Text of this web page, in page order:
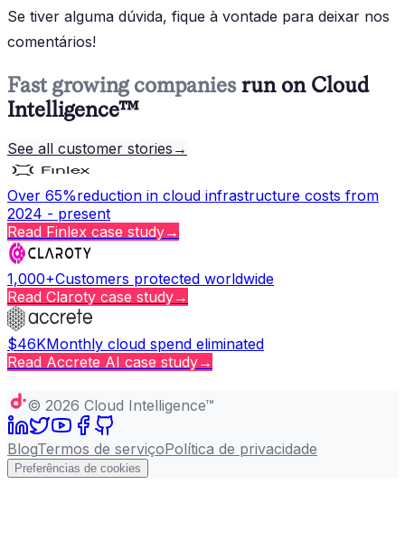
Se tiver alguma dúvida, fique à vontade para deixar nos
comentários!
Fast growing companies run on Cloud
Intelligence™
See all customer stories →
Over 65%reduction in cloud infrastructure costs from
2024 - present
Read Finlex case study→
1,000+Customers protected worldwide
Read Claroty case study→
$46KMonthly cloud spend eliminated
Read Accrete AI case study→
© 2026 Cloud Intelligence™
BlogTermos de serviçoPolítica de privacidade
Preferências de cookies